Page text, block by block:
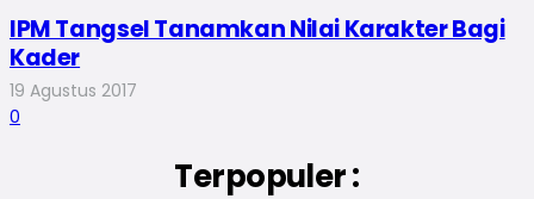
IPM Tangsel Tanamkan Nilai Karakter Bagi
Kader
19 Agustus 2017
0
Terpopuler :